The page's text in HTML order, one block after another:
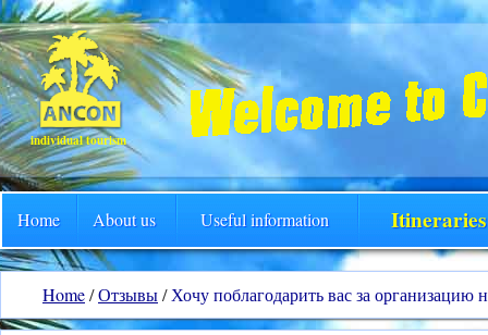
individual tourism
Home About us Useful information
Home/Отзывы/Хочу поблагодарить вас за